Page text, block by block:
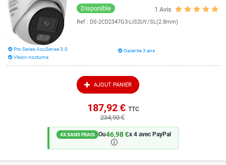
nuit intelligente 30 mètres ColorVu 3.0
1 Avis
Disponible
Ref : DS-2CD2347G3-LIS2UY/SL(2.8mm)
Pro Series AcuSense 3.0
Vision nocturne
Garantie 3 ans
AJOUT PANIER
187,92 € TTC
234,90 €
4X SANS FRAIS Ou46,98 €x 4 avec PayPal
🛈